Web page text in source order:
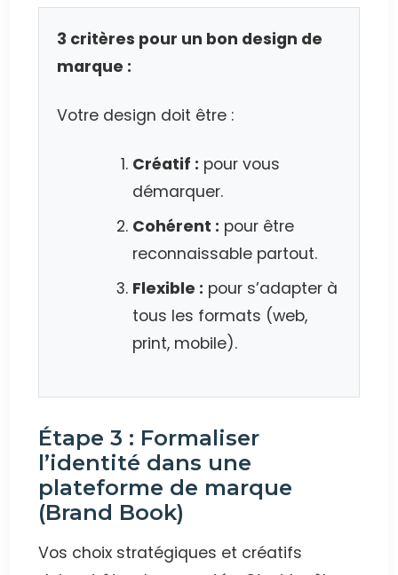
3 critères pour un bon design de
marque :
Votre design doit être :
Créatif : pour vous
démarquer.
Cohérent : pour être
reconnaissable partout.
Flexible : pour s’adapter à
tous les formats (web,
print, mobile).
Étape 3 : Formaliser
l’identité dans une
plateforme de marque
(Brand Book)
Vos choix stratégiques et créatifs